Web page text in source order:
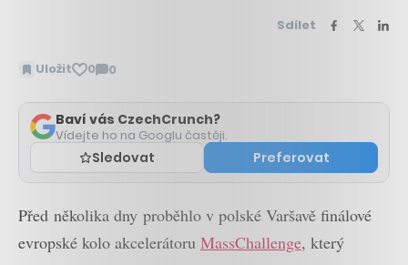
Sdílet
Uložit 0 0
Zobrazit
Baví vás CzechCrunch?
Vídejte ho na Googlu častěji.
Sledovat Preferovat
Před několika dny proběhlo v polské Varšavě finálové
evropské kolo akcelerátoru MassChallenge, který